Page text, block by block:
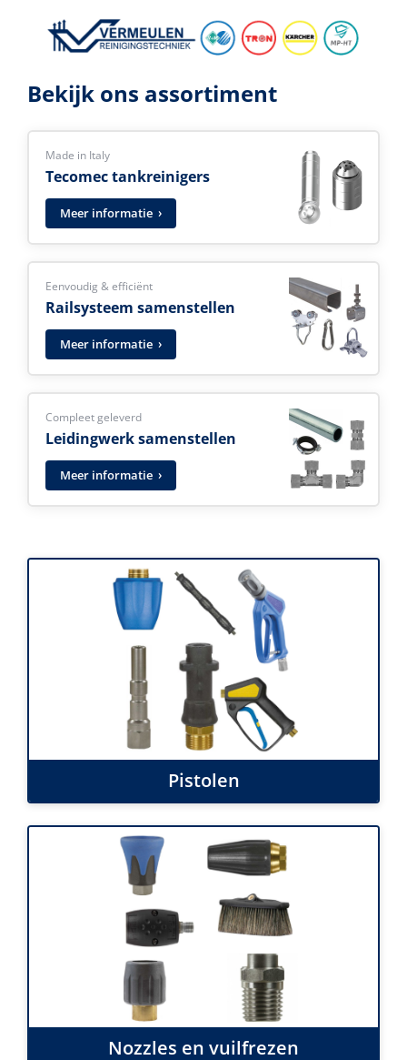
Bekijk ons assortiment
Made in Italy
Tecomec tankreinigers
Meer informatie
Eenvoudig & efficiënt
Railsysteem samenstellen
Meer informatie
Compleet geleverd
Leidingwerk samenstellen
Meer informatie
Pistolen
Nozzles en vuilfrezen